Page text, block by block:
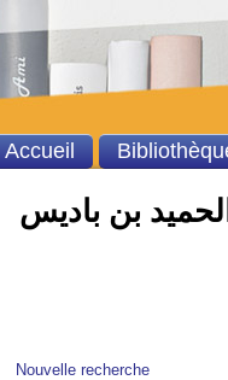
بن باديس
Nouvelle recherche
Accueil